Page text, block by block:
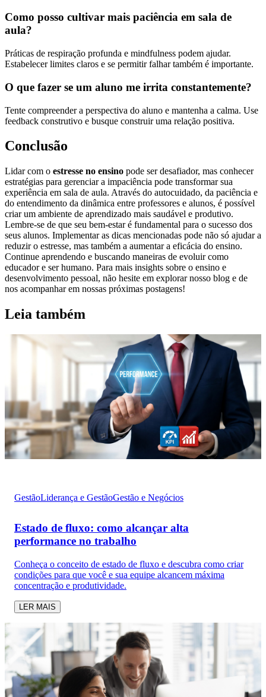
Como posso cultivar mais paciência em sala de
aula?
Práticas de respiração profunda e mindfulness podem ajudar.
Estabelecer limites claros e se permitir falhar também é importante.
O que fazer se um aluno me irrita constantemente?
Tente compreender a perspectiva do aluno e mantenha a calma. Use
feedback construtivo e busque construir uma relação positiva.
Conclusão
Lidar com o estresse no ensino pode ser desafiador, mas conhecer
estratégias para gerenciar a impaciência pode transformar sua
experiência em sala de aula. Através do autocuidado, da paciência e
do entendimento da dinâmica entre professores e alunos, é possível
criar um ambiente de aprendizado mais saudável e produtivo.
Lembre-se de que seu bem-estar é fundamental para o sucesso dos
seus alunos. Implementar as dicas mencionadas pode não só ajudar a
reduzir o estresse, mas também a aumentar a eficácia do ensino.
Continue aprendendo e buscando maneiras de evoluir como
educador e ser humano. Para mais insights sobre o ensino e
desenvolvimento pessoal, não hesite em explorar nosso blog e de
nos acompanhar em nossas próximas postagens!
Leia também
GestãoLiderança e GestãoGestão e Negócios
Estado de fluxo: como alcançar alta
performance no trabalho
Conheça o conceito de estado de fluxo e descubra como criar
condições para que você e sua equipe alcancem máxima
concentração e produtividade.
LER MAIS